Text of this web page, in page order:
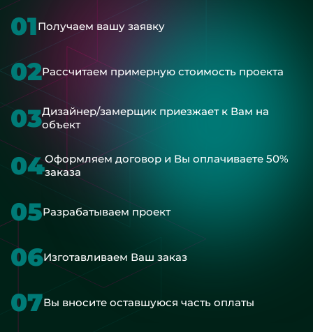
01Получаем вашу заявку
02Рассчитаем примерную стоимость проекта
03Дизайнер/замерщик приезжает к Вам на
объект
04Оформляем договор и Вы оплачиваете 50%
заказа
05Разрабатываем проект
06Изготавливаем Ваш заказ
07Вы вносите оставшуюся часть оплаты